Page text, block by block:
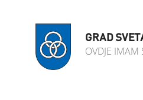
GRAD
OVDJE IMAM